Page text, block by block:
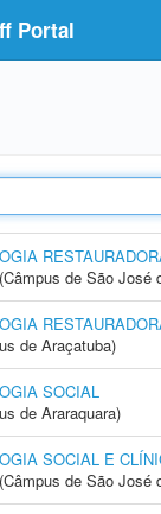
Portal
de São José
de Araçatuba)
SOCIAL
de Araraquara)
SOCIAL E
de São José